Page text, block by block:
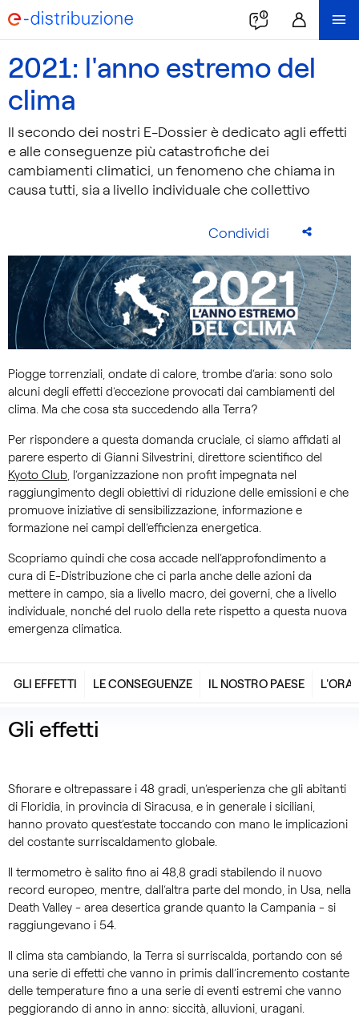
2021: l'anno estremo del
clima
Il secondo dei nostri E-Dossier è dedicato agli effetti
e alle conseguenze più catastrofiche dei
cambiamenti climatici, un fenomeno che chiama in
causa tutti, sia a livello individuale che collettivo
Condividi
Piogge torrenziali, ondate di calore, trombe d’aria: sono solo
alcuni degli effetti d’eccezione provocati dai cambiamenti del
clima. Ma che cosa sta succedendo alla Terra?
Per rispondere a questa domanda cruciale, ci siamo affidati al
parere esperto di Gianni Silvestrini, direttore scientifico del
Kyoto Club, l’organizzazione non profit impegnata nel
raggiungimento degli obiettivi di riduzione delle emissioni e che
promuove iniziative di sensibilizzazione, informazione e
formazione nei campi dell’efficienza energetica.
Scopriamo quindi che cosa accade nell’approfondimento a
cura di E-Distribuzione che ci parla anche delle azioni da
mettere in campo, sia a livello macro, dei governi, che a livello
individuale, nonché del ruolo della rete rispetto a questa nuova
emergenza climatica.
GLI EFFETTI LE CONSEGUENZE IL NOSTRO PAESE L'ORA
Gli effetti
Sfiorare e oltrepassare i 48 gradi, un’esperienza che gli abitanti
di Floridia, in provincia di Siracusa, e in generale i siciliani,
hanno provato quest’estate toccando con mano le implicazioni
del costante surriscaldamento globale.
Il termometro è salito fino ai 48,8 gradi stabilendo il nuovo
record europeo, mentre, dall’altra parte del mondo, in Usa, nella
Death Valley - area desertica grande quanto la Campania - si
raggiungevano i 54.
Il clima sta cambiando, la Terra si surriscalda, portando con sé
una serie di effetti che vanno in primis dall’incremento costante
delle temperature fino a una serie di eventi estremi che vanno
peggiorando di anno in anno: siccità, alluvioni, uragani.